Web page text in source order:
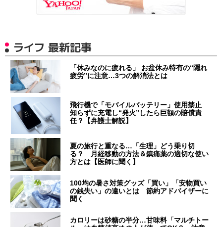
ライフ 最新記事
「休みなのに疲れる」 お盆休み特有の“隠れ
疲労”に注意…3つの解消法とは
飛行機で「モバイルバッテリー」使用禁止
知らずに充電し“発火”したら巨額の賠償責
任？【弁護士解説】
夏の旅行と重なる…「生理」どう乗り切
る？ 月経移動の方法＆鎮痛薬の適切な使い
方とは【医師に聞く】
100均の暑さ対策グッズ「買い」「安物買い
の銭失い」の違いとは 節約アドバイザーに
聞く
カロリーは砂糖の半分…甘味料「マルチトー